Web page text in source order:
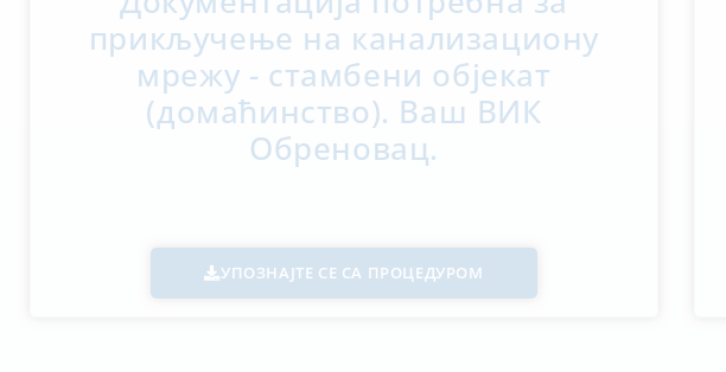
прикључење на канализациону
мрежу - стамбени објекат
(домаћинство). Ваш ВИК
Обреновац.
УПОЗНАЈТЕ СЕ СА ПРОЦЕДУРОМ